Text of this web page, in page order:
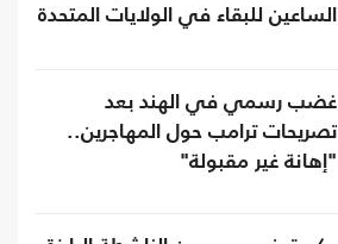
الساعين للبقاء في الولايات المتحدة
غضب رسمي في الهند بعد
تصريحات ترامب حول المهاجرين..
"إهانة غير مقبولة"